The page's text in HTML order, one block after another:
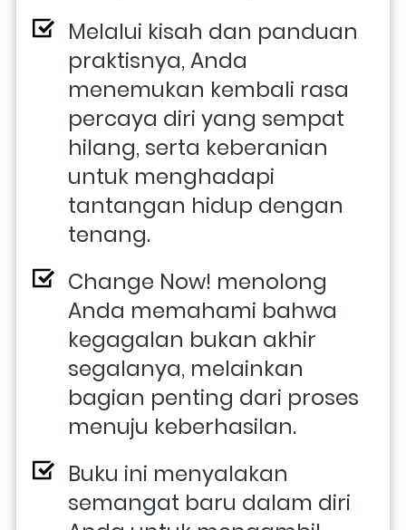
Melalui kisah dan panduan
praktisnya, Anda
menemukan kembali rasa
percaya diri yang sempat
hilang, serta keberanian
untuk menghadapi
tantangan hidup dengan
tenang.
Change Now! menolong
Anda memahami bahwa
kegagalan bukan akhir
segalanya, melainkan
bagian penting dari proses
menuju keberhasilan.
Buku ini menyalakan
semangat baru dalam diri